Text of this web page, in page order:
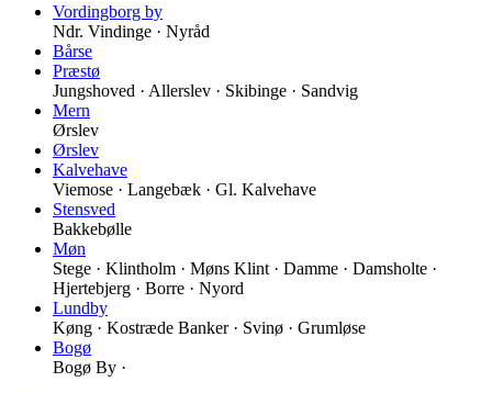
Vordingborg by
Ndr. Vindinge · Nyråd
Bårse
Præstø
Jungshoved · Allerslev · Skibinge · Sandvig
Mern
Ørslev
Ørslev
Kalvehave
Viemose · Langebæk · Gl. Kalvehave
Stensved
Bakkebølle
Møn
Stege · Klintholm · Møns Klint · Damme · Damsholte ·
Hjertebjerg · Borre · Nyord
Lundby
Køng · Kostræde Banker · Svinø · Grumløse
Bogø
Bogø By ·